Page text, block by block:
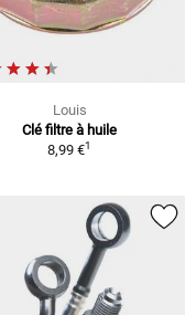
Louis
Clé filtre à huile
8,99 €1